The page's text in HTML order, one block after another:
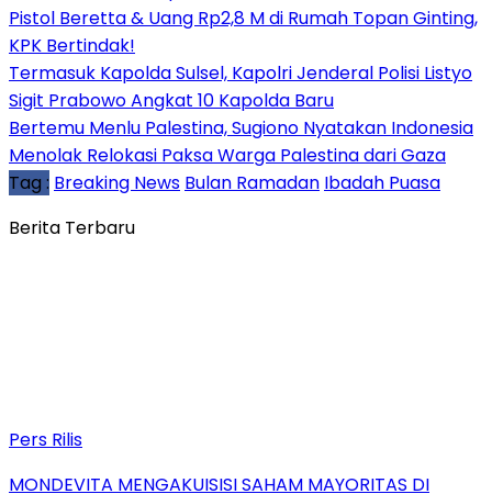
Pistol Beretta & Uang Rp2,8 M di Rumah Topan Ginting,
KPK Bertindak!
Termasuk Kapolda Sulsel, Kapolri Jenderal Polisi Listyo
Sigit Prabowo Angkat 10 Kapolda Baru
Bertemu Menlu Palestina, Sugiono Nyatakan Indonesia
Menolak Relokasi Paksa Warga Palestina dari Gaza
Tag : Breaking News Bulan Ramadan Ibadah Puasa
Berita Terbaru
Pers Rilis
MONDEVITA MENGAKUISISI SAHAM MAYORITAS DI